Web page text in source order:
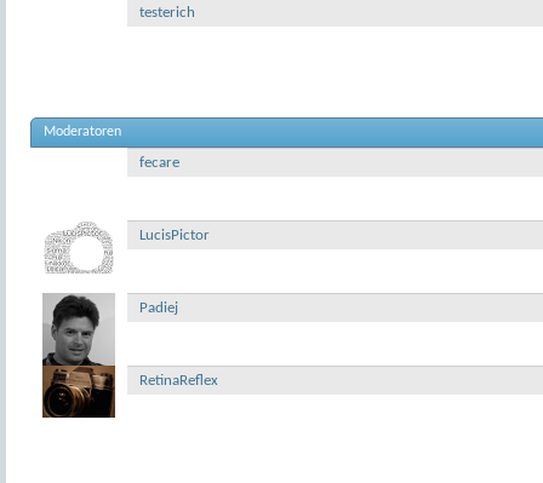
testerich
Moderatoren
fecare
LucisPictor
Padiej
RetinaReflex